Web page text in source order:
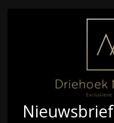
Nieuwsbrief